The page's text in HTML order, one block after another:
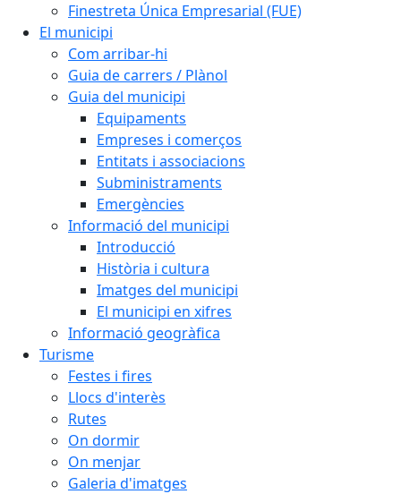
Finestreta Única Empresarial (FUE)
El municipi
Com arribar-hi
Guia de carrers / Plànol
Guia del municipi
Equipaments
Empreses i comerços
Entitats i associacions
Subministraments
Emergències
Informació del municipi
Introducció
Història i cultura
Imatges del municipi
El municipi en xifres
Informació geogràfica
Turisme
Festes i fires
Llocs d'interès
Rutes
On dormir
On menjar
Galeria d'imatges